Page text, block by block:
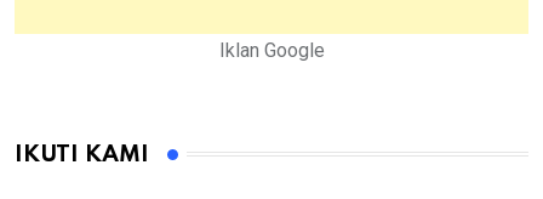
Iklan Google
IKUTI KAMI